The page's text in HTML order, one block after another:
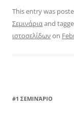
This entry was
Σεμινάριαand
ιστοσελίδωνon
#1 ΣΕΜΙΝΆΡΙΟ